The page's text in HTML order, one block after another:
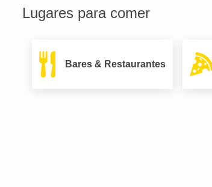
Lugares para comer
Bares & Restaurantes